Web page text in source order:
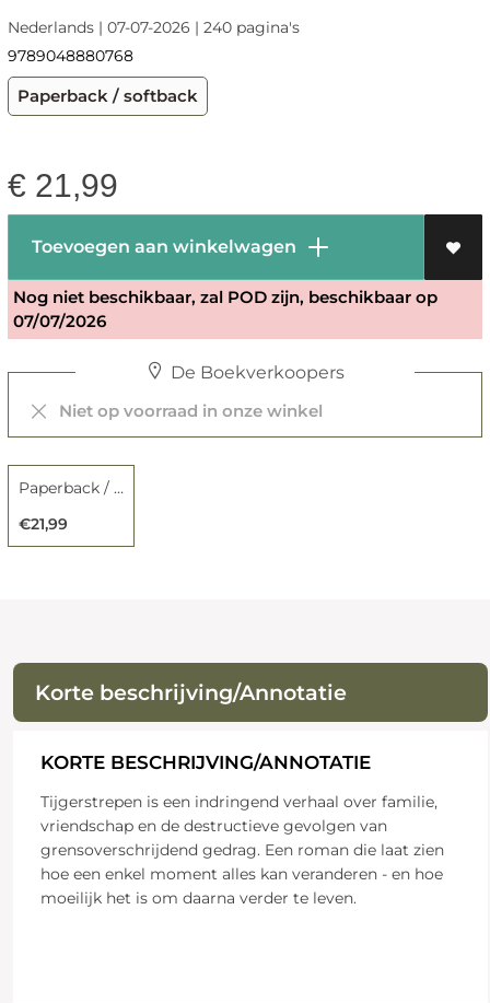
Nederlands | 07-07-2026 | 240 pagina's
9789048880768
Paperback / softback
€ 21,99
Toevoegen aan winkelwagen
Nog niet beschikbaar, zal POD zijn, beschikbaar op
07/07/2026
De Boekverkoopers
Niet op voorraad in onze winkel
Paperback / softback
€21,99
Korte beschrijving/Annotatie
KORTE BESCHRIJVING/ANNOTATIE
Tijgerstrepen is een indringend verhaal over familie,
vriendschap en de destructieve gevolgen van
grensoverschrijdend gedrag. Een roman die laat zien
hoe een enkel moment alles kan veranderen - en hoe
moeilijk het is om daarna verder te leven.